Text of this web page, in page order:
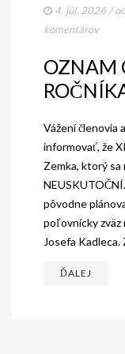
AKO BYT
DEUTSCH
PODMIENKY
CHOVNÉ PSY
CHOVNÉ SUKY
OČAKÁVANÉ
4. júl. 2026 /
komentárov
OZNAM
Vážení členovia
informovať, že
Zemka, ktorý sa
pôvodne
poľovnícky zväz
Josefa Kadleca.
ĎALEJ